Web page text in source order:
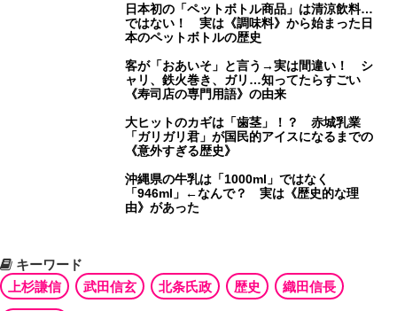
日本初の「ペットボトル商品」は清涼飲料…
ではない！ 実は《調味料》から始まった日
本のペットボトルの歴史
客が「おあいそ」と言う→実は間違い！ シ
ャリ、鉄火巻き、ガリ…知ってたらすごい
《寿司店の専門用語》の由来
大ヒットのカギは「歯茎」！？ 赤城乳業
「ガリガリ君」が国民的アイスになるまでの
《意外すぎる歴史》
沖縄県の牛乳は「1000ml」ではなく
「946ml」←なんで？ 実は《歴史的な理
由》があった
キーワード
上杉謙信
武田信玄 北条氏政 歴史 織田信長